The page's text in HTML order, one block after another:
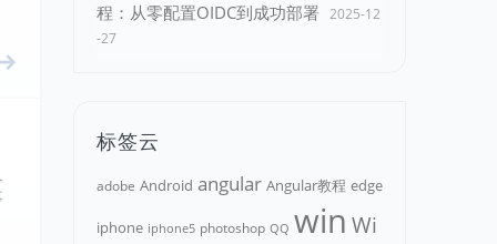
程：从零配置OIDC到成功部署 2025-12
-27
标签云
adobe Android angular Angular教程 edge
iphone iphone5 photoshop QQ win Wi